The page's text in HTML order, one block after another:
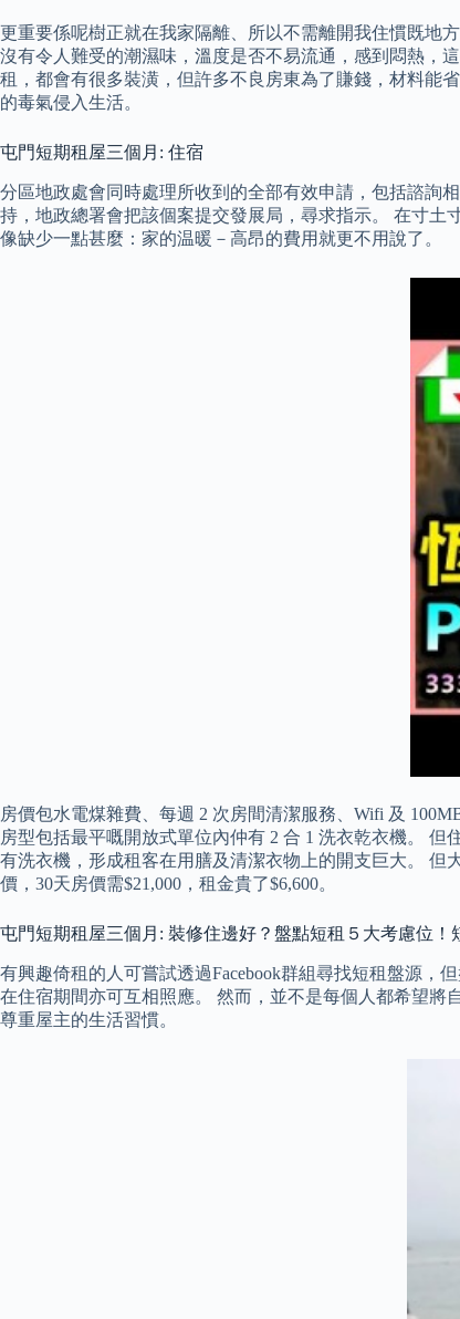
更重要係呢樹正就在我家隔離、所以不需離開我住慣既地
沒有令人難受的潮濕味，溫度是否不易流通，感到悶熱，
租，都會有很多裝潢，但許多不良房東為了賺錢，材料能
的毒氣侵入生活。
屯門短期租屋三個月: 住宿
分區地政處會同時處理所收到的全部有效申請，包括諮詢
持，地政總署會把該個案提交發展局，尋求指示。 在寸
像缺少一點甚麼：家的温暖－高昂的費用就更不用說了。
房價包水電煤雜費、每週 2 次房間清潔服務、Wifi 及
房型包括最平嘅開放式單位內仲有 2 合 1 洗衣乾衣機。
有洗衣機，形成租客在用膳及清潔衣物上的開支巨大。 但
價，30天房價需$21,000，租金貴了$6,600。
屯門短期租屋三個月: 裝修住邊好？盤點短租５大考慮位！
有興趣倚租的人可嘗試透過Facebook群組尋找短租盤源，
在住宿期間亦可互相照應。 然而，並不是每個人都希望將
尊重屋主的生活習慣。